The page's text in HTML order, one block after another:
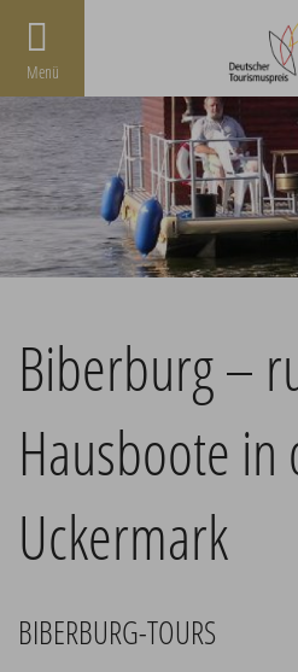
Menü
Biberburg –
Hausboote in
Uckermark
BIBERBURG-TOURS